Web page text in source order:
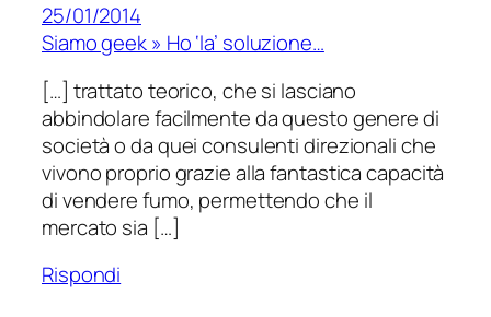
25/01/2014
Siamo geek » Ho ‘la’ soluzione…
[…] trattato teorico, che si lasciano
abbindolare facilmente da questo genere di
società o da quei consulenti direzionali che
vivono proprio grazie alla fantastica capacità
di vendere fumo, permettendo che il
mercato sia […]
Rispondi